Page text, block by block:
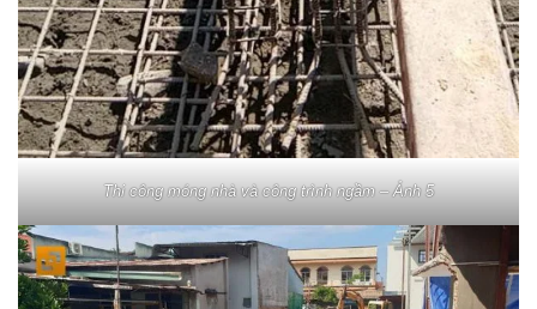
Thi công móng nhà và công trình ngầm – Ảnh 5